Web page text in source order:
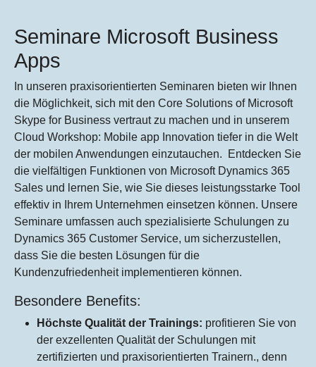
Seminare Microsoft Business
Apps
In unseren praxisorientierten Seminaren bieten wir Ihnen
die Möglichkeit, sich mit den Core Solutions of Microsoft
Skype for Business vertraut zu machen und in unserem
Cloud Workshop: Mobile app Innovation tiefer in die Welt
der mobilen Anwendungen einzutauchen. Entdecken Sie
die vielfältigen Funktionen von Microsoft Dynamics 365
Sales und lernen Sie, wie Sie dieses leistungsstarke Tool
effektiv in Ihrem Unternehmen einsetzen können. Unsere
Seminare umfassen auch spezialisierte Schulungen zu
Dynamics 365 Customer Service, um sicherzustellen,
dass Sie die besten Lösungen für die
Kundenzufriedenheit implementieren können.
Besondere Benefits:
Höchste Qualität der Trainings: profitieren Sie von
der exzellenten Qualität der Schulungen mit
zertifizierten und praxisorientierten Trainern., denn